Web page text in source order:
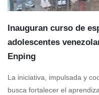
Inauguran curso de
adolescentes
Enping
La iniciativa, impulsada y
busca fortalecer el